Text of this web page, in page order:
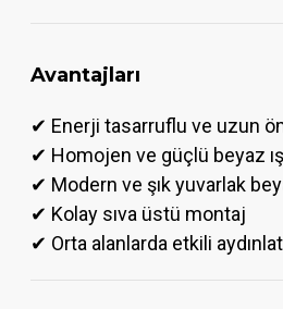
Avantajları
✔ Enerji tasarruflu ve uzun
✔ Homojen ve güçlü beyaz
✔ Modern ve şık yuvarlak
✔ Kolay sıva üstü montaj
✔ Orta alanlarda etkili